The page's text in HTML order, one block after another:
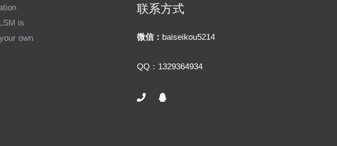
is
own
联系方式
微信： baiseikou5214
QQ：1329364934